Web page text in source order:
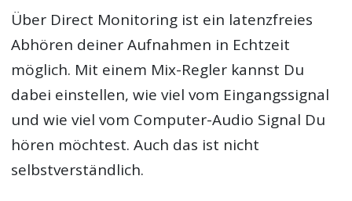
Über Direct Monitoring ist ein latenzfreies
Abhören deiner Aufnahmen in Echtzeit
möglich. Mit einem Mix-Regler kannst Du
dabei einstellen, wie viel vom Eingangssignal
und wie viel vom Computer-Audio Signal Du
hören möchtest. Auch das ist nicht
selbstverständlich.